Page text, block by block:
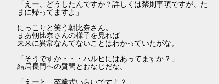
「えー、どうしたんですか？詳しくは禁則事項ですが、た
まに帰ってますよ」
にっこりと笑う朝比奈さん。
まあ朝比奈さんの様子を見れば
未来に異常なんてないことはわかっていたがな。
「そうですか・・・ハルヒにはあってますか？」
結局長門への質問とおなじだな。
「えーと、卒業式いらいですよ？」